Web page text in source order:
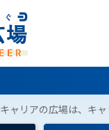
キャリアの広場は、キ